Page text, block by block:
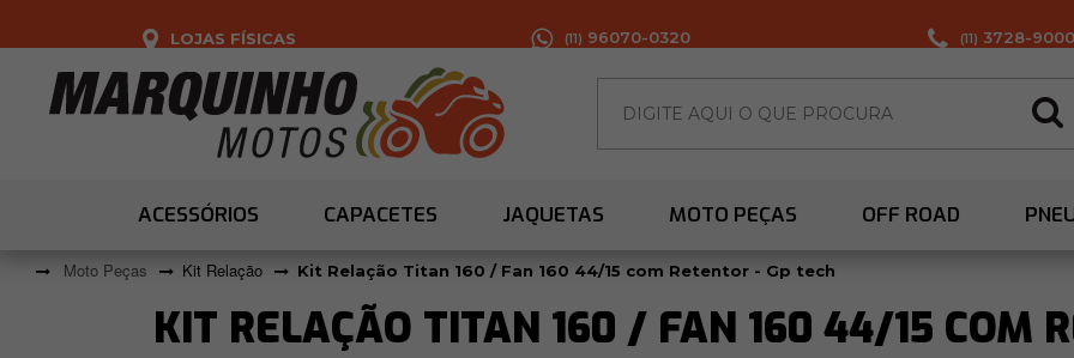
LOJAS FÍSICAS (11) 96070-0320 (11) 3728-9000
ACESSÓRIOS CAPACETES JAQUETAS MOTO PEÇAS OFF ROAD
Moto Peças Kit Relação Kit Relação Titan 160 / Fan 160 44/15 com Retentor - Gp tech
KIT RELAÇÃO TITAN 160 / FAN 160 44/15 COM